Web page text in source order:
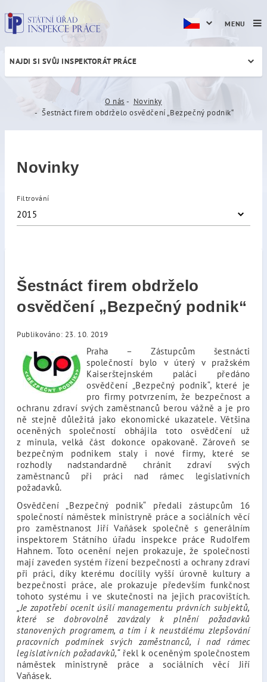
Šestnáct firem obdrželo
NAJDI SI SVŮJ INSPEKTORÁT PRÁCE
O nás
Novinky
Šestnáct firem obdrželo osvědčení „Bezpečný podnik“
Novinky
Filtrování
2015
Šestnáct firem obdrželo
osvědčení „Bezpečný podnik“
Publikováno: 23. 10. 2019
Praha – Zástupcům šestnácti
společností bylo v úterý v pražském
Kaiserštejnském paláci předáno
osvědčení „Bezpečný podnik“, které je
pro firmy potvrzením, že bezpečnost a
ochranu zdraví svých zaměstnanců berou vážně a je pro
ně stejně důležitá jako ekonomické ukazatele. Většina
oceněných společností obhájila toto osvědčení už
z minula, velká část dokonce opakovaně. Zároveň se
bezpečným podnikem staly i nové firmy, které se
rozhodly nadstandardně chránit zdraví svých
zaměstnanců při práci nad rámec legislativních
požadavků.
Osvědčení „Bezpečný podnik“ předali zástupcům 16
společností náměstek ministryně práce a sociálních věcí
pro zaměstnanost Jiří Vaňásek společně s generálním
inspektorem Státního úřadu inspekce práce Rudolfem
Hahnem. Toto ocenění nejen prokazuje, že společnosti
mají zaveden systém řízení bezpečnosti a ochrany zdraví
při práci, díky kterému docílily vyšší úrovně kultury a
bezpečnosti práce, ale prokazuje především funkčnost
tohoto systému i ve skutečnosti na jejich pracovištích.
„Je zapotřebí ocenit úsilí managementu právních subjektů,
které se dobrovolně zavázaly k plnění požadavků
stanovených programem, a tím i k neustálému zlepšování
pracovních podmínek svých zaměstnanců, i nad rámec
legislativních požadavků,“řekl k oceněným společnostem
náměstek ministryně práce a sociálních věcí Jiří
Vaňásek.
MENU